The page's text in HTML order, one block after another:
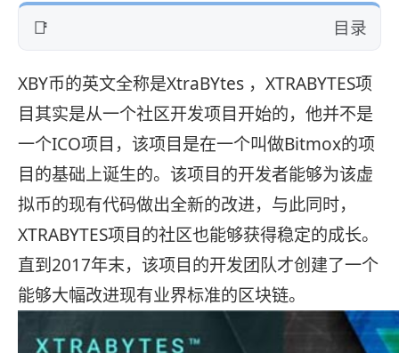
目录
XBY币的英文全称是XtraBYtes ，XTRABYTES项
目其实是从一个社区开发项目开始的，他并不是
一个ICO项目，该项目是在一个叫做Bitmox的项
目的基础上诞生的。该项目的开发者能够为该虚
拟币的现有代码做出全新的改进，与此同时，
XTRABYTES项目的社区也能够获得稳定的成长。
直到2017年末，该项目的开发团队才创建了一个
能够大幅改进现有业界标准的区块链。